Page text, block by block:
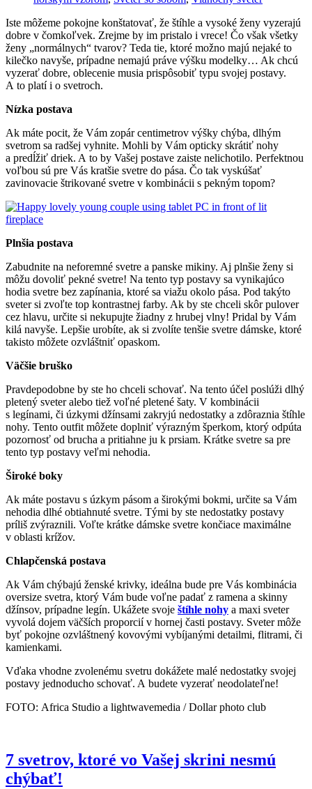
Iste môžeme pokojne konštatovať, že štíhle a vysoké ženy vyzerajú
dobre v čomkoľvek. Zrejme by im pristalo i vrece! Čo však všetky
ženy „normálnych“ tvarov? Teda tie, ktoré možno majú nejaké to
kilečko navyše, prípadne nemajú práve výšku modelky… Ak chcú
vyzerať dobre, oblecenie musia prispôsobiť typu svojej postavy.
A to platí i o svetroch.
Nízka postava
Ak máte pocit, že Vám zopár centimetrov výšky chýba, dlhým
svetrom sa radšej vyhnite. Mohli by Vám opticky skrátiť nohy
a predĺžiť driek. A to by Vašej postave zaiste nelichotilo. Perfektnou
voľbou sú pre Vás kratšie svetre do pása. Čo tak vyskúšať
zavinovacie štrikované svetre v kombinácii s pekným topom?
Plnšia postava
Zabudnite na neforemné svetre a panske mikiny. Aj plnšie ženy si
môžu dovoliť pekné svetre! Na tento typ postavy sa vynikajúco
hodia svetre bez zapínania, ktoré sa viažu okolo pása. Pod takýto
sveter si zvoľte top kontrastnej farby. Ak by ste chceli skôr pulover
cez hlavu, určite si nekupujte žiadny z hrubej vlny! Pridal by Vám
kilá navyše. Lepšie urobíte, ak si zvolíte tenšie svetre dámske, ktoré
takisto môžete ozvláštniť opaskom.
Väčšie bruško
Pravdepodobne by ste ho chceli schovať. Na tento účel poslúži dlhý
pletený sveter alebo tiež voľné pletené šaty. V kombinácii
s legínami, či úzkymi džínsami zakryjú nedostatky a zdôraznia štíhle
nohy. Tento outfit môžete doplniť výrazným šperkom, ktorý odpúta
pozornosť od brucha a pritiahne ju k prsiam. Krátke svetre sa pre
tento typ postavy veľmi nehodia.
Široké boky
Ak máte postavu s úzkym pásom a širokými bokmi, určite sa Vám
nehodia dlhé obtiahnuté svetre. Tými by ste nedostatky postavy
príliš zvýraznili. Voľte krátke dámske svetre končiace maximálne
v oblasti krížov.
Chlapčenská postava
Ak Vám chýbajú ženské krivky, ideálna bude pre Vás kombinácia
oversize svetra, ktorý Vám bude voľne padať z ramena a skinny
džínsov, prípadne legín. Ukážete svoje štíhle nohy a maxi sveter
vyvolá dojem väčších proporcií v hornej časti postavy. Sveter môže
byť pokojne ozvláštnený kovovými vybíjanými detailmi, flitrami, či
kamienkami.
Vďaka vhodne zvolenému svetru dokážete malé nedostatky svojej
postavy jednoducho schovať. A budete vyzerať neodolateľne!
FOTO: Africa Studio a lightwavemedia / Dollar photo club
7 svetrov, ktoré vo Vašej skrini nesmú
chýbať!